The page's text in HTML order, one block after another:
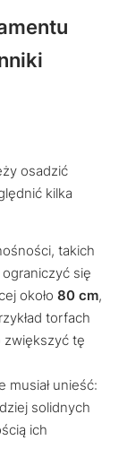
osadzić
kilka
takich
się
około 80 cm,
torfach
zwiększyć tę
musiał unieść:
solidnych
ich